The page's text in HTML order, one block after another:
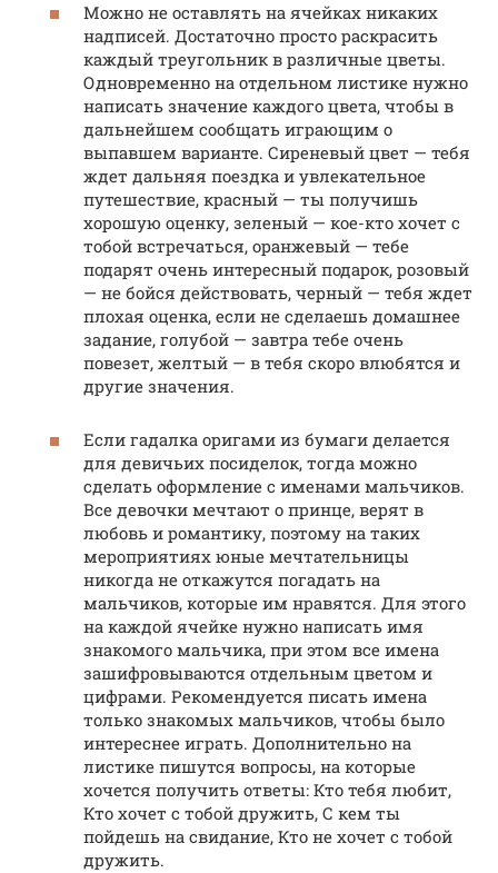
Можно не оставлять на ячейках никаких
надписей. Достаточно просто раскрасить
каждый треугольник в различные цветы.
Одновременно на отдельном листике нужно
написать значение каждого цвета, чтобы в
дальнейшем сообщать играющим о
выпавшем варианте. Сиреневый цвет — тебя
ждет дальняя поездка и увлекательное
путешествие, красный — ты получишь
хорошую оценку, зеленый — кое-кто хочет с
тобой встречаться, оранжевый — тебе
подарят очень интересный подарок, розовый
— не бойся действовать, черный — тебя ждет
плохая оценка, если не сделаешь домашнее
задание, голубой — завтра тебе очень
повезет, желтый — в тебя скоро влюбятся и
другие значения.
Если гадалка оригами из бумаги делается
для девичьих посиделок, тогда можно
сделать оформление с именами мальчиков.
Все девочки мечтают о принце, верят в
любовь и романтику, поэтому на таких
мероприятиях юные мечтательницы
никогда не откажутся погадать на
мальчиков, которые им нравятся. Для этого
на каждой ячейке нужно написать имя
знакомого мальчика, при этом все имена
зашифровываются отдельным цветом и
цифрами. Рекомендуется писать имена
только знакомых мальчиков, чтобы было
интереснее играть. Дополнительно на
листике пишутся вопросы, на которые
хочется получить ответы: Кто тебя любит,
Кто хочет с тобой дружить, С кем ты
пойдешь на свидание, Кто не хочет с тобой
дружить.